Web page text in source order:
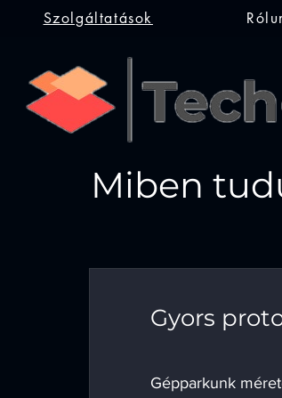
Szolgáltatások
Miben
Gyors
Gépparkunk